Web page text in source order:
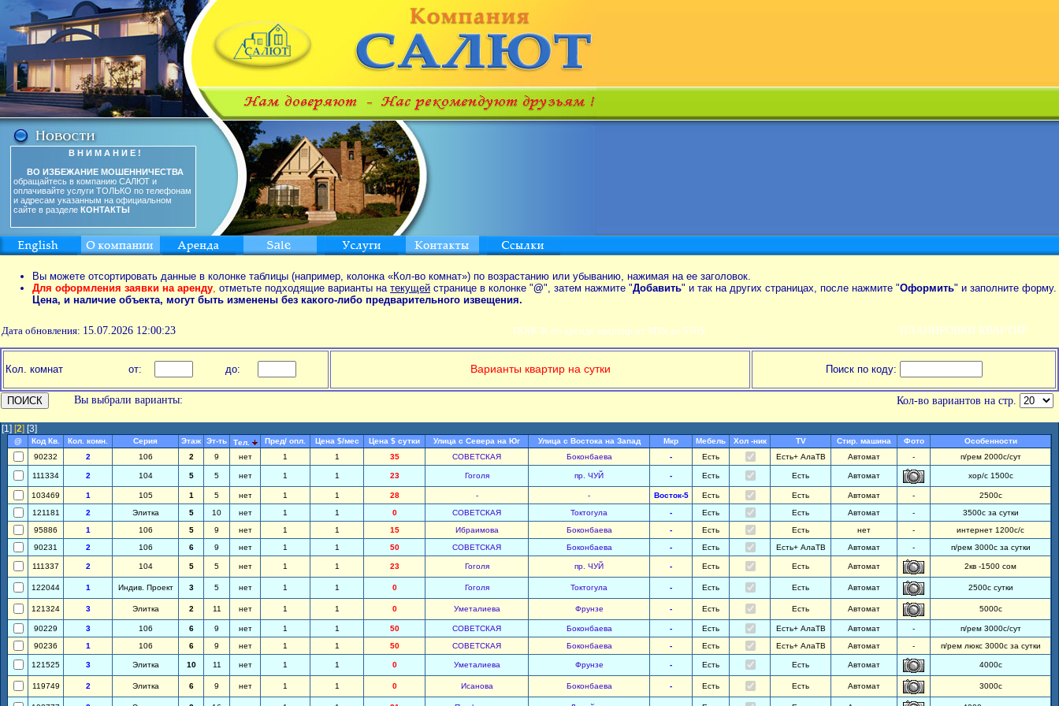
В Н И М А Н И Е !
ВО ИЗБЕЖАНИЕ МОШЕННИЧЕСТВА
обращайтесь в компанию САЛЮТ и
оплачивайте услуги ТОЛЬКО по телефонам
и адресам указанным на официальном
сайте в разделе КОНТАКТЫ
Вы можете отсортировать данные в колонке таблицы (например, колонка «Кол-во комнат») по возрастанию или убыванию, нажимая на ее заголовок.
Для оформления заявки на аренду, отметьте подходящие варианты на текущей странице в колонке "@", затем нажмите "Добавить" и так на других страницах, после нажмите "Оформить" и заполните форму.
Цена, и наличие объекта, могут быть изменены без какого-либо предварительного извещения.
Дата обновления: 15.07.2026 12:00:23 ПОИСК по аренде квартир от MIN до 550$ ПЛАНИРОВКИ КВАРТИР
Кол. комнат от: до: Варианты квартир на сутки Поиск по коду:
Вы выбрали варианты: Кол-во вариантов на стр.
[1] [2] [3]
@ Код Кв. Кол. комн. Серия Этаж Эт-ть Тел. Пред/ опл. Цена $/мес Цена $ сутки Улица с Севера на Юг Улица с Востока на Запад Мкр Мебель Хол -ник TV Стир. машина Фото
Особенности
90232
2 106 2 9 нет 1 1 35 СОВЕТСКАЯ Боконбаева - Есть Есть+ АлаТВ Автомат - п/рем 2000с/сут
111334 2 104 5 5 нет 1 1 23 Гоголя пр. ЧУЙ - Есть Есть Автомат хор/с 1500с
103469 1 105 1 5 нет 1 1 28 - - Восток-5 Есть Есть Автомат -
2500с
121181
2 Элитка 5 10 нет 1 1 0 СОВЕТСКАЯ Токтогула - Есть Есть Автомат -
3500с за сутки
95886
1 106 5 9 нет 1 1 15 Ибраимова Боконбаева - Есть Есть нет -
интернет 1200с/с
90231
2 106 6 9 нет 1 1 50 СОВЕТСКАЯ Боконбаева - Есть Есть+ АлаТВ Автомат - п/рем 3000с за сутки
111337 2 104 5 5 нет 1 1 23 Гоголя пр. ЧУЙ - Есть Есть Автомат 2кв -1500 сом
122044 1 Индив. Проект 3 5 нет 1 1 0 Гоголя Токтогула - Есть Есть Автомат 2500с сутки
121324 3 Элитка 2 11 нет 1 1 0 Уметалиева Фрунзе - Есть Есть Автомат 5000с
90229 3 106 6 9 нет 1 1 50 СОВЕТСКАЯ Боконбаева - Есть Есть+ АлаТВ Автомат -
п/рем 3000с/сут
90236
1 106 6 9 нет 1 1 50 СОВЕТСКАЯ Боконбаева - Есть Есть+ АлаТВ Автомат - п/рем люкс 3000с за сутки
121525 3 Элитка 10 11 нет 1 1 0 Уметалиева Фрунзе - Есть Есть Автомат 4000с
119749 2 Элитка 6 9 нет 1 1 0 Исанова Боконбаева - Есть Есть Автомат 3000с